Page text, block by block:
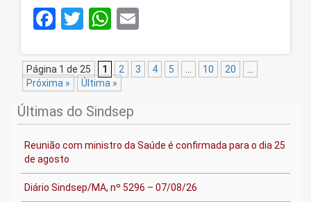
Facebook
TwitterWhatsApp
Página 1 de 25 1 2 3 4 5 10 20
Próxima »
Última »
Últimas do Sindsep
Reunião com ministro da Saúde é confirmada para o dia 25
de agosto
Diário Sindsep/MA, nº 5296 – 07/08/26